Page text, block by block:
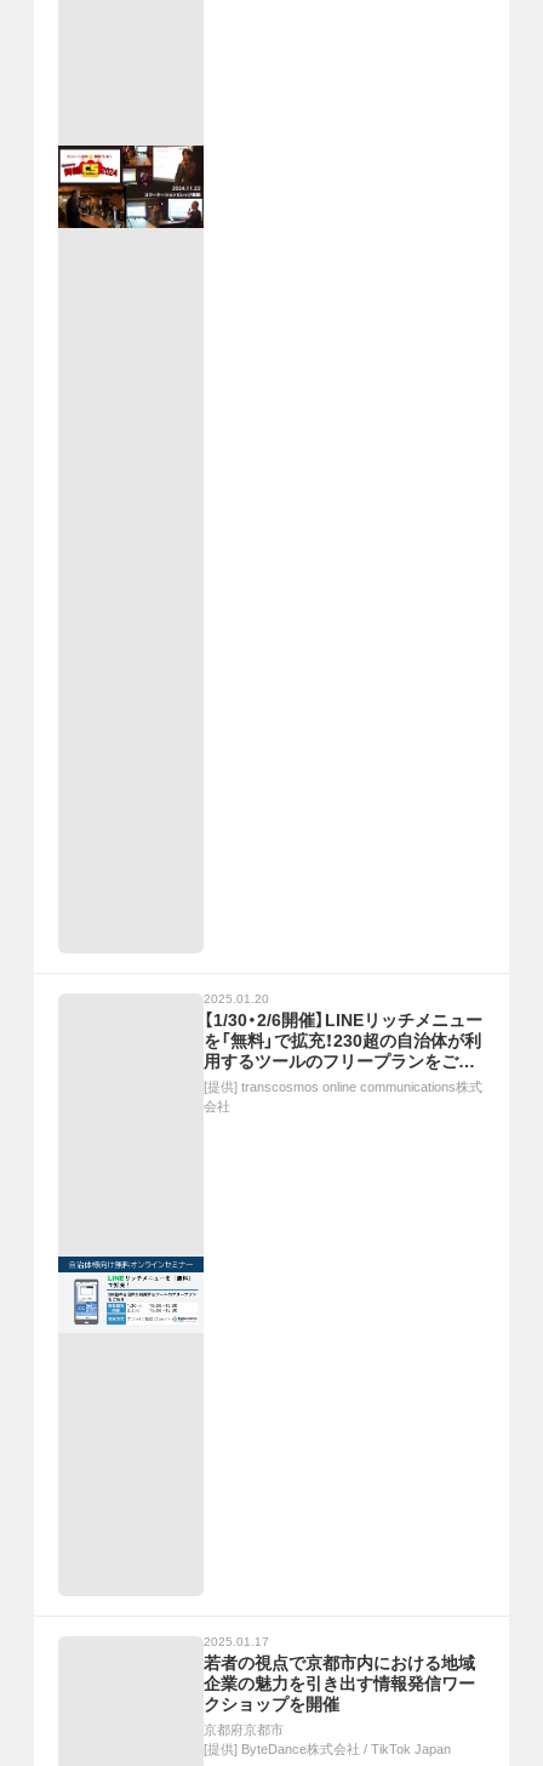
2025.01.20
【1/30・2/6開催】LINEリッチメニュー
を「無料」で拡充！230超の自治体が利
用するツールのフリープランをご紹
介：無料オンラインセミナー
[提供] transcosmos online communications株式
会社
2025.01.17
若者の視点で京都市内における地域
企業の魅力を引き出す情報発信ワー
クショップを開催
京都府京都市
[提供] ByteDance株式会社 / TikTok Japan